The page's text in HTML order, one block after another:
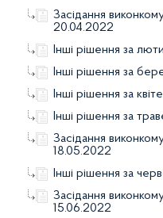
Засідання
20.04.2022
Інші рішення за
Інші рішення за
Інші рішення за
Інші рішення за
Засідання
18.05.2022
Інші рішення за
Засідання
15.06.2022